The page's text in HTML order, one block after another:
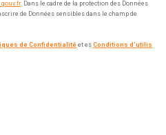
. Dans le cadre de la protection des Données
de Données sensibles dans le champ de
de Confidentialité et es Conditions d'utilis